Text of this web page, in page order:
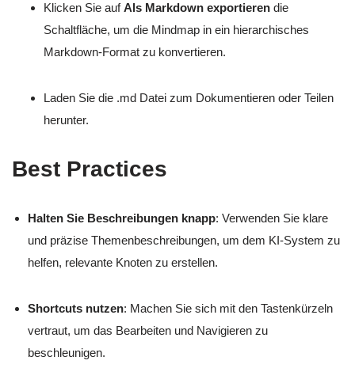
Klicken Sie aufAls Markdown exportieren die
Schaltfläche, um die Mindmap in ein hierarchisches
Markdown-Format zu konvertieren.
Laden Sie die .md Datei zum Dokumentieren oder Teilen
herunter.
Best Practices
Halten Sie Beschreibungen knapp: Verwenden Sie klare
und präzise Themenbeschreibungen, um dem KI-System zu
helfen, relevante Knoten zu erstellen.
Shortcuts nutzen: Machen Sie sich mit den Tastenkürzeln
vertraut, um das Bearbeiten und Navigieren zu
beschleunigen.